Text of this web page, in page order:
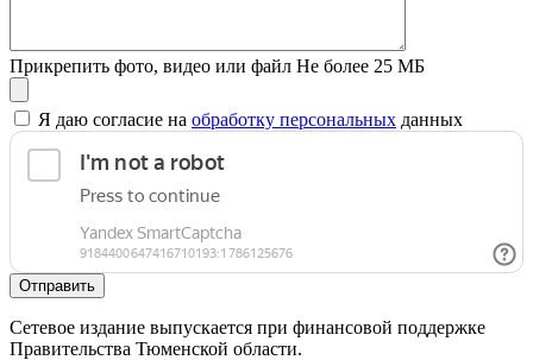
Прикрепить фото, видео или файл Не более 25 МБ
Я даю согласие на обработку персональных данных
Отправить
Сетевое издание выпускается при финансовой поддержке
Правительства Тюменской области.